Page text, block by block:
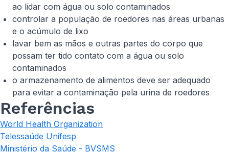
ao lidar com água ou solo contaminados
controlar a população de roedores nas áreas urbanas
e o acúmulo de lixo
lavar bem as mãos e outras partes do corpo que
possam ter tido contato com a água ou solo
contaminados
o armazenamento de alimentos deve ser adequado
para evitar a contaminação pela urina de roedores
Referências
World Health Organization
Telessaúde Unifesp
Ministério da Saúde - BVSMS